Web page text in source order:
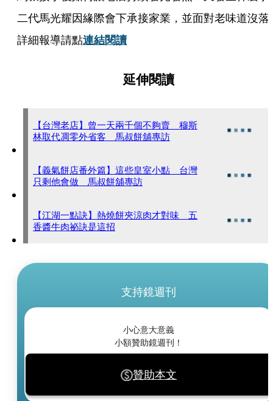
二代馬光耀因緣際會下承接家業，並面對老味道沒落
詳細報導請點連結閱讀
延伸閱讀
【台灣老店】曾一天兩千個不夠賣 穆斯
林取代凋零外省客 馬叔餅舖專訪
【義氣餅店番外篇】這些皇室小點 台灣
只剩他會做 馬叔餅舖專訪
【江湖一點訣】熱燒餅夾涼肉才對味 五
香醬牛肉祕訣是這招
支持鏡週刊
小心意大意義
小額贊助鏡週刊！
贊助本文